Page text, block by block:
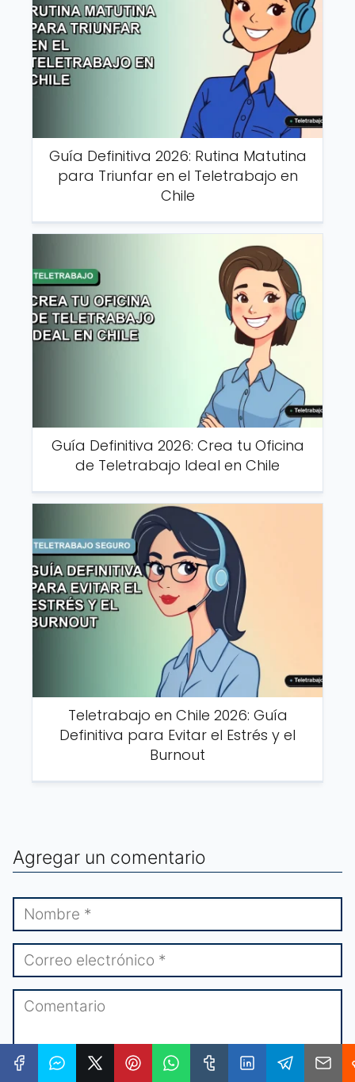
Guía Definitiva 2026: Rutina Matutina
para Triunfar en el Teletrabajo en
Chile
Guía Definitiva 2026: Crea tu Oficina
de Teletrabajo Ideal en Chile
Teletrabajo en Chile 2026: Guía
Definitiva para Evitar el Estrés y el
Burnout
Agregar un comentario